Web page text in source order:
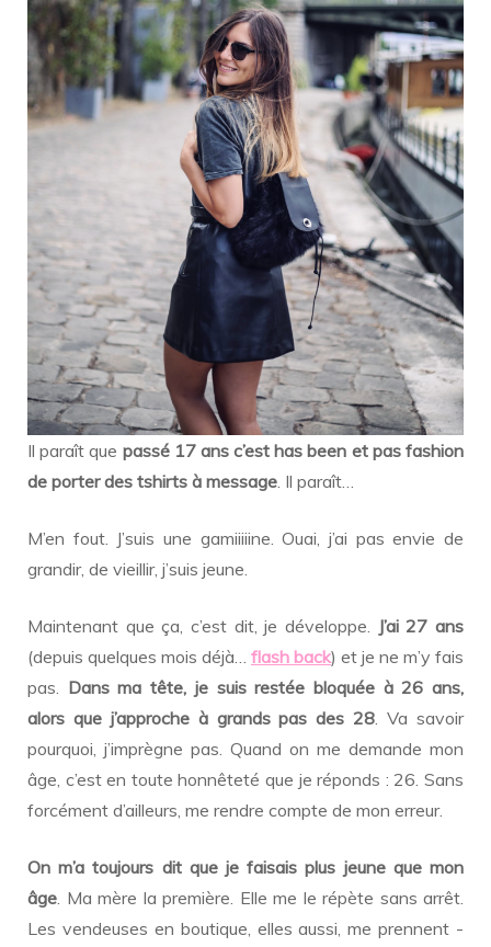
Il paraît que passé 17 ans c’est has been et pas fashion
de porter des tshirts à message. Il paraît…
M’en fout. J’suis une gamiiiiine. Ouai, j’ai pas envie de
grandir, de vieillir, j’suis jeune.
Maintenant que ça, c’est dit, je développe. J’ai 27 ans
(depuis quelques mois déjà… flash back) et je ne m’y fais
pas. Dans ma tête, je suis restée bloquée à 26 ans,
alors que j’approche à grands pas des 28. Va savoir
pourquoi, j’imprègne pas. Quand on me demande mon
âge, c’est en toute honnêteté que je réponds : 26. Sans
forcément d’ailleurs, me rendre compte de mon erreur.
On m’a toujours dit que je faisais plus jeune que mon
âge. Ma mère la première. Elle me le répète sans arrêt.
Les vendeuses en boutique, elles aussi, me prennent -